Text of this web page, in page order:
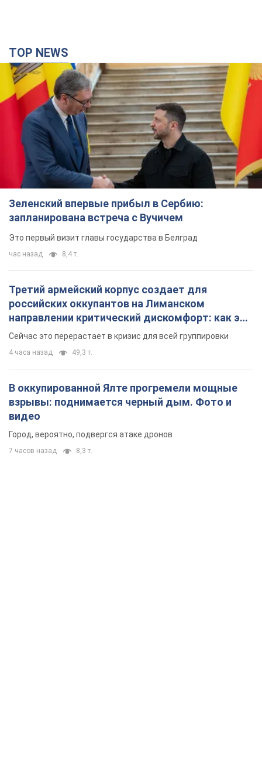
TOP NEWS
Зеленский впервые прибыл в Сербию:
запланирована встреча с Вучичем
Это первый визит главы государства в Белград
час назад 8,4 т.
Третий армейский корпус создает для
российских оккупантов на Лиманском
направлении критический дискомфорт: как это
удалось
Сейчас это перерастает в кризис для всей группировки
4 часа назад 49,3 т.
В оккупированной Ялте прогремели мощные
взрывы: поднимается черный дым. Фото и
видео
Город, вероятно, подвергся атаке дронов
7 часов назад 8,3 т.